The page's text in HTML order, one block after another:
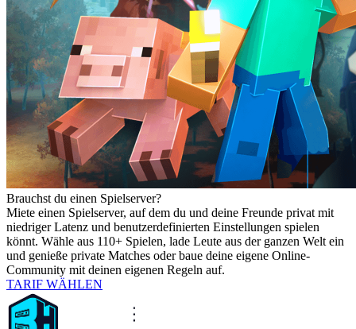
Brauchst du einen Spielserver?
Miete einen Spielserver, auf dem du und deine Freunde privat mit
niedriger Latenz und benutzerdefinierten Einstellungen spielen
könnt. Wähle aus 110+ Spielen, lade Leute aus der ganzen Welt ein
und genieße private Matches oder baue deine eigene Online-
Community mit deinen eigenen Regeln auf.
TARIF WÄHLEN